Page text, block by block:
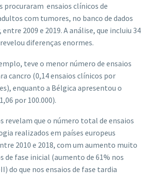
procuraram ensaios clínicos de
com tumores, no banco de dados
2009 e 2019. A análise, que incluiu 34
diferenças enormes.
teve o menor número de ensaios
cancro (0,14 ensaios clínicos por
enquanto a Bélgica apresentou o
por 100.000).
revelam que o número total de ensaios
realizados em países europeus
2010 e 2018, com um aumento muito
de fase inicial (aumento de 61% nos
do que nos ensaios de fase tardia